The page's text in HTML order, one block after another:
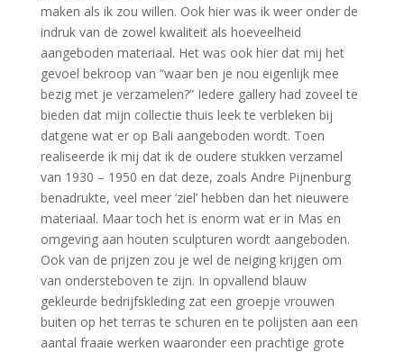
maken als ik zou willen. Ook hier was ik weer onder de
indruk van de zowel kwaliteit als hoeveelheid
aangeboden materiaal. Het was ook hier dat mij het
gevoel bekroop van “waar ben je nou eigenlijk mee
bezig met je verzamelen?” Iedere gallery had zoveel te
bieden dat mijn collectie thuis leek te verbleken bij
datgene wat er op Bali aangeboden wordt. Toen
realiseerde ik mij dat ik de oudere stukken verzamel
van 1930 – 1950 en dat deze, zoals Andre Pijnenburg
benadrukte, veel meer ‘ziel’ hebben dan het nieuwere
materiaal. Maar toch het is enorm wat er in Mas en
omgeving aan houten sculpturen wordt aangeboden.
Ook van de prijzen zou je wel de neiging krijgen om
van ondersteboven te zijn. In opvallend blauw
gekleurde bedrijfskleding zat een groepje vrouwen
buiten op het terras te schuren en te polijsten aan een
aantal fraaie werken waaronder een prachtige grote